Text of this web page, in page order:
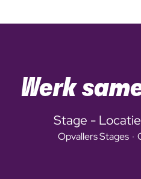
Werk
Stage -
Opvallers Stages ·